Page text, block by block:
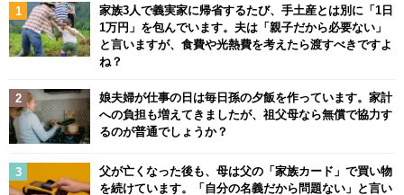
家族3人で義実家に帰省するたび、手土産とは別に「1日
1万円」を包んでいます。夫は「親子だから必要ない」
と言いますが、食費や光熱費を考えたら渡すべきですよ
ね？
娘夫婦が仕事の日は毎日孫の夕飯を作っています。家計
への負担も増えてきましたが、祖父母なら無償で協力す
るのが普通でしょうか？
父が亡くなった後も、母は父の「家族カード」で買い物
を続けています。「自分の名義だから問題ない」と言い